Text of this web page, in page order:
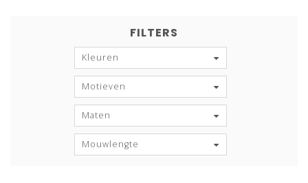
FILTERS
Kleuren
Motieven
Maten
Mouwlengte